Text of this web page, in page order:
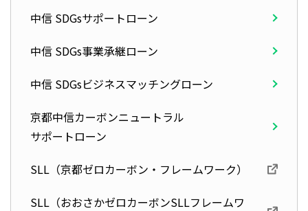
中信 SDGsサポートローン
中信 SDGs事業承継ローン
中信 SDGsビジネスマッチングローン
京都中信カーボンニュートラル
サポートローン
SLL（京都ゼロカーボン・フレームワーク）
SLL（おおさかゼロカーボンSLLフレームワ